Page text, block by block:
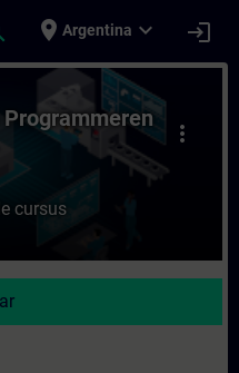
place Argentina expand_more login
Portal
more_vert
cursus